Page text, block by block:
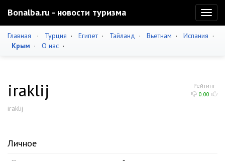
Bonalba.ru - новости туризма
Главная · Турция · Египет· Тайланд · Вьетнам · Испания ·
Крым · О нас ·
Рейтинг
0.00
iraklij
iraklij
Личное